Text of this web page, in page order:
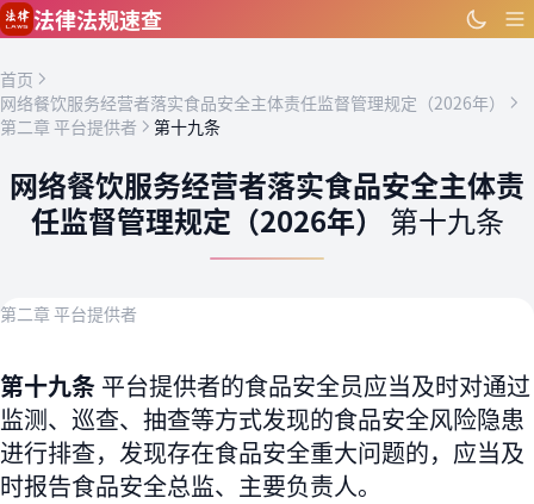
跳到主要内容
法律法规速查
首页
网络餐饮服务经营者落实食品安全主体责任监督管理规定（2026年）
第二章 平台提供者
第十九条
网络餐饮服务经营者落实食品安全主体责
任监督管理规定（2026年） 第十九条
第二章 平台提供者
第十九条 平台提供者的食品安全员应当及时对通过
监测、巡查、抽查等方式发现的食品安全风险隐患
进行排查，发现存在食品安全重大问题的，应当及
时报告食品安全总监、主要负责人。